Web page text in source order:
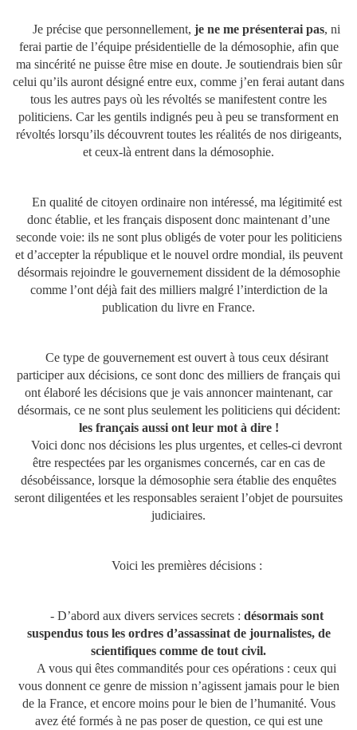
Je précise que personnellement, je ne me présenterai pas, ni
ferai partie de l’équipe présidentielle de la démosophie, afin que
ma sincérité ne puisse être mise en doute. Je soutiendrais bien sûr
celui qu’ils auront désigné entre eux, comme j’en ferai autant dans
tous les autres pays où les révoltés se manifestent contre les
politiciens. Car les gentils indignés peu à peu se transforment en
révoltés lorsqu’ils découvrent toutes les réalités de nos dirigeants,
et ceux-là entrent dans la démosophie.
En qualité de citoyen ordinaire non intéressé, ma légitimité est
donc établie, et les français disposent donc maintenant d’une
seconde voie: ils ne sont plus obligés de voter pour les politiciens
et d’accepter la république et le nouvel ordre mondial, ils peuvent
désormais rejoindre le gouvernement dissident de la démosophie
comme l’ont déjà fait des milliers malgré l’interdiction de la
publication du livre en France.
Ce type de gouvernement est ouvert à tous ceux désirant
participer aux décisions, ce sont donc des milliers de français qui
ont élaboré les décisions que je vais annoncer maintenant, car
désormais, ce ne sont plus seulement les politiciens qui décident:
les français aussi ont leur mot à dire !
Voici donc nos décisions les plus urgentes, et celles-ci devront
être respectées par les organismes concernés, car en cas de
désobéissance, lorsque la démosophie sera établie des enquêtes
seront diligentées et les responsables seraient l’objet de poursuites
judiciaires.
Voici les premières décisions :
- D’abord aux divers services secrets : désormais sont
suspendus tous les ordres d’assassinat de journalistes, de
scientifiques comme de tout civil.
A vous qui êtes commandités pour ces opérations : ceux qui
vous donnent ce genre de mission n’agissent jamais pour le bien
de la France, et encore moins pour le bien de l’humanité. Vous
avez été formés à ne pas poser de question, ce qui est une